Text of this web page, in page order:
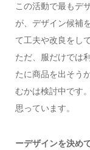
この活動で最もデ
が、デザイン候補
て工夫や改良をし
ただ、服だけでは
たに商品を出そう
むかは検討中です
思っています。
ーデザインを決め